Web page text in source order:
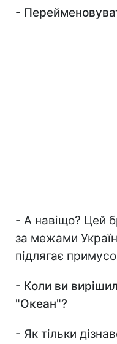
-
- А навіщо? Цей
за межами
підлягає
- Коли ви
"Океан"?
- Як тільки